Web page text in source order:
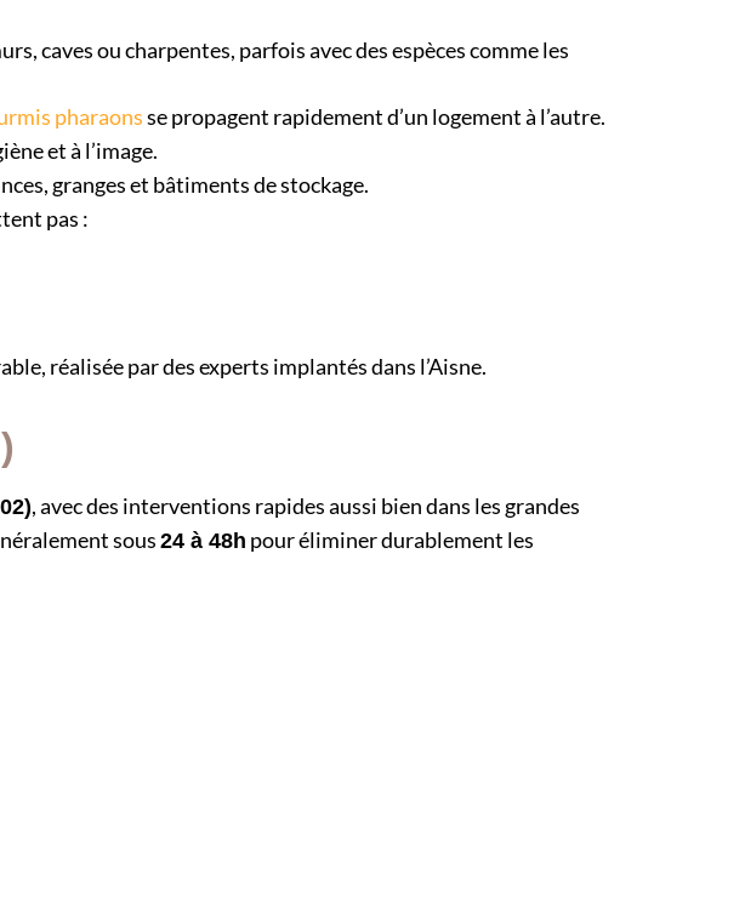
caves ou charpentes, parfois avec des espèces comme les
pharaonsse propagent rapidement d’un logement à l’autre.
et à l’image.
granges et bâtiments de stockage.
pas :
réalisée par des experts implantés dans l’Aisne.
, avec des interventions rapides aussi bien dans les grandes
sous 24 à 48h pour éliminer durablement les